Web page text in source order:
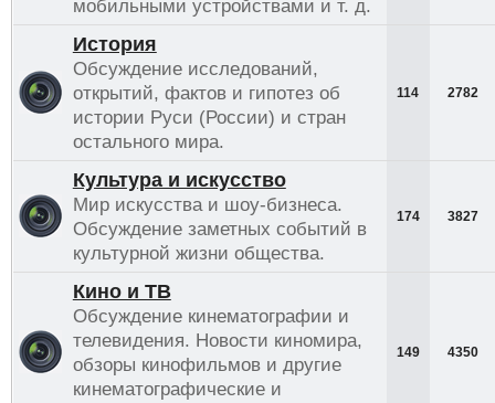
мобильными устройствами и т. д.
История
Обсуждение исследований,
открытий, фактов и гипотез об
истории Руси (России) и стран
остального мира.
114 2782
Культура и искусство
Мир искусства и шоу-бизнеса.
Обсуждение заметных событий в
культурной жизни общества.
174 3827
Кино и ТВ
Обсуждение кинематографии и
телевидения. Новости киномира,
обзоры кинофильмов и другие
кинематографические и
149 4350